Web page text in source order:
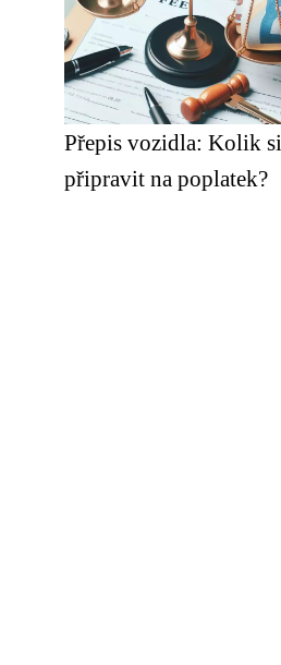
Přepis vozidla: Kolik si
připravit na poplatek?